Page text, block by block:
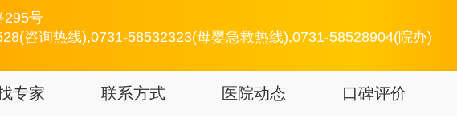
295号
咨询热线),0731-58532323(母婴急救热线),0731-58528904(院办)
专家 联系方式 医院动态 口碑评价